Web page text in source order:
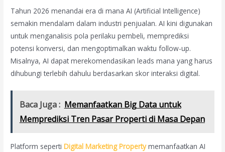
Tahun 2026 menandai era di mana AI (Artificial Intelligence)
semakin mendalam dalam industri penjualan. AI kini digunakan
untuk menganalisis pola perilaku pembeli, memprediksi
potensi konversi, dan mengoptimalkan waktu follow-up.
Misalnya, AI dapat merekomendasikan leads mana yang harus
dihubungi terlebih dahulu berdasarkan skor interaksi digital.
Baca Juga : Memanfaatkan Big Data untuk
Memprediksi Tren Pasar Properti di Masa Depan
Platform sepertiDigital Marketing Propertymemanfaatkan AI